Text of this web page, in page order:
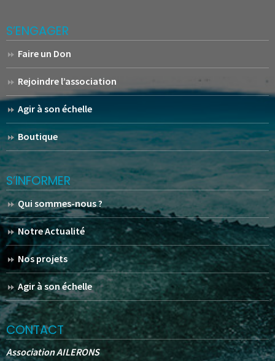
S’ENGAGER
Faire un Don
Rejoindre l’association
Agir à son échelle
Boutique
S’INFORMER
Qui sommes-nous ?
Notre Actualité
Nos projets
Agir à son échelle
CONTACT
Association AILERONS